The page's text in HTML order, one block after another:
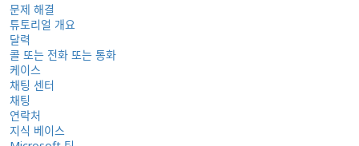
문제 해결
튜토리얼 개요
달력
콜 또는 전화 또는 통화
케이스
채팅 센터
채팅
연락처
지식 베이스